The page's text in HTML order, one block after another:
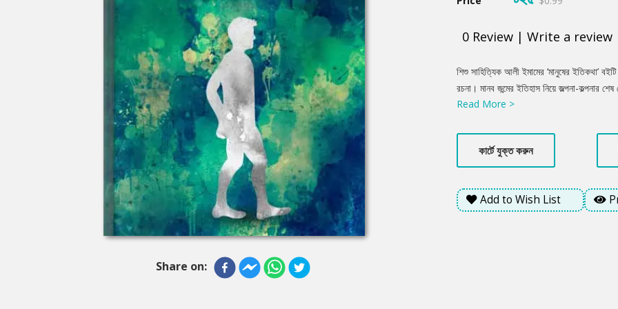
Share on:
0 Review | Write a review
Product
Summery
শিশু সাহিত্যিক আলী ইমামের ‘মানুষের ইতিকথা’
রচনা। মানব জন্মের ইতিহাস নিয়ে জল্পনা-কল্পনার
মানবের জন্ম, অবস্থান, ক্রম-বিবর্তনের ধাপ,
Read More >
কার্টে যুক্ত করুন
Add to Wish List